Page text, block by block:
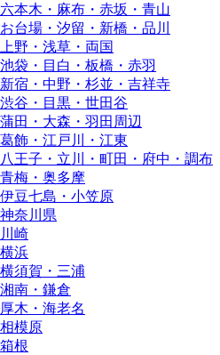
六本木・麻布・赤坂・青山
お台場・汐留・新橋・品川
上野・浅草・両国
池袋・目白・板橋・赤羽
新宿・中野・杉並・吉祥寺
渋谷・目黒・世田谷
蒲田・大森・羽田周辺
葛飾・江戸川・江東
八王子・立川・町田・府中・調布
青梅・奥多摩
伊豆七島・小笠原
神奈川県
川崎
横浜
横須賀・三浦
湘南・鎌倉
厚木・海老名
相模原
箱根